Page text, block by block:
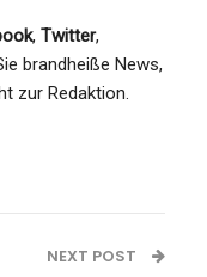
, Twitter,
brandheiße News,
zur Redaktion.
NEXT POST